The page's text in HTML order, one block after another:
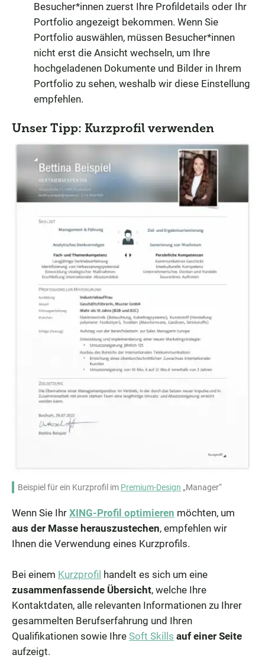
Besucher*innen zuerst Ihre Profildetails oder Ihr
Portfolio angezeigt bekommen. Wenn Sie
Portfolio auswählen, müssen Besucher*innen
nicht erst die Ansicht wechseln, um Ihre
hochgeladenen Dokumente und Bilder in Ihrem
Portfolio zu sehen, weshalb wir diese Einstellung
empfehlen.
Unser Tipp: Kurzprofil verwenden
Beispiel für ein Kurzprofil im Premium-Design „Manager“
Wenn Sie Ihr XING-Profil optimieren möchten, um
aus der Masse herauszustechen, empfehlen wir
Ihnen die Verwendung eines Kurzprofils.
Bei einem Kurzprofil handelt es sich um eine
zusammenfassende Übersicht, welche Ihre
Kontaktdaten, alle relevanten Informationen zu Ihrer
gesammelten Berufserfahrung und Ihren
Qualifikationen sowie Ihre Soft Skills auf einer Seite
aufzeigt.